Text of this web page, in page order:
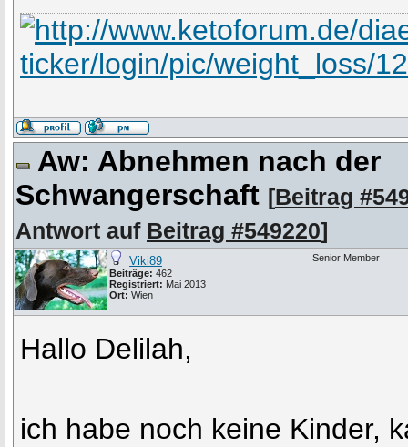
Aw: Abnehmen nach der
Schwangerschaft [Beitrag
Antwort auf Beitrag #549220]
Viki89
Beiträge: 462
Registriert: Mai 2013
Ort: Wien
Senior Member
Hallo Delilah,
ich habe noch keine Kinder,